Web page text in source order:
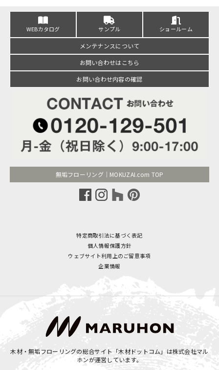
WEBカタログ サンプル ショールーム
メンテナンスについて
お問い合わせはこちら
お問い合わせ内容の確認
無垢フローリング｜MOKUZAI.com TOP
特定商取引法に基づく表記
個人情報保護方針
ウェブサイト利用上のご留意事項
企業情報
木材・無垢フローリングの総合サイト「木材ドットコム」は株式会社マル
ホンが運営しています。